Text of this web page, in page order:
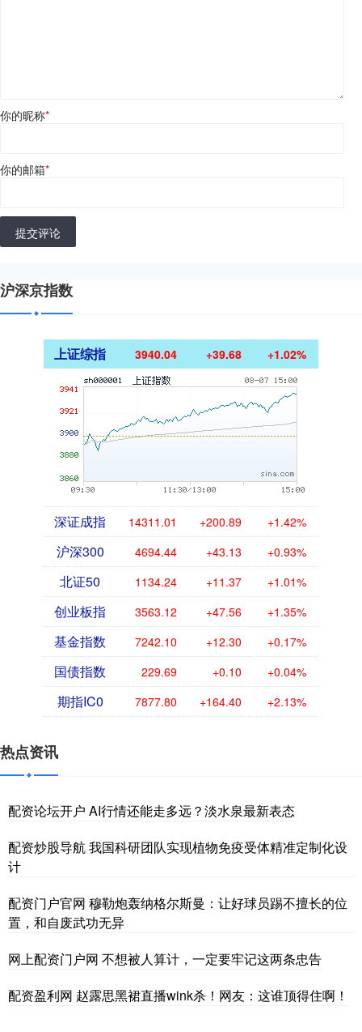
你的昵称*
你的邮箱*
提交评论
沪深京指数
上证综指 3940.04 +39.68 +1.02%
深证成指 14311.01 +200.89 +1.42%
沪深300 4694.44 +43.13 +0.93%
北证50 1134.24 +11.37 +1.01%
创业板指 3563.12 +47.56 +1.35%
基金指数 7242.10 +12.30 +0.17%
国债指数 229.69 +0.10 +0.04%
期指IC0 7877.80 +164.40 +2.13%
热点资讯
配资论坛开户 AI行情还能走多远？淡水泉最新表态
配资炒股导航 我国科研团队实现植物免疫受体精准定制化设
计
配资门户官网 穆勒炮轰纳格尔斯曼：让好球员踢不擅长的位
置，和自废武功无异
网上配资门户网 不想被人算计，一定要牢记这两条忠告
配资盈利网 赵露思黑裙直播wink杀！网友：这谁顶得住啊！